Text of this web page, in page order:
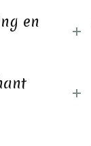
en